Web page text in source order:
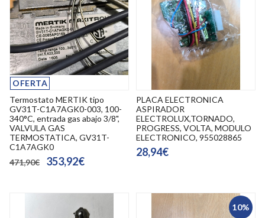
OFERTA
Termostato MERTIK tipo
GV31T-C1A7AGK0-003, 100-
340°C, entrada gas abajo 3/8",
VALVULA GAS
TERMOSTATICA, GV31T-
C1A7AGK0
471,90€
353,92€
PLACA ELECTRONICA
ASPIRADOR
ELECTROLUX,TORNADO,
PROGRESS, VOLTA, MODULO
ELECTRONICO, 955028865
28,94€
10%